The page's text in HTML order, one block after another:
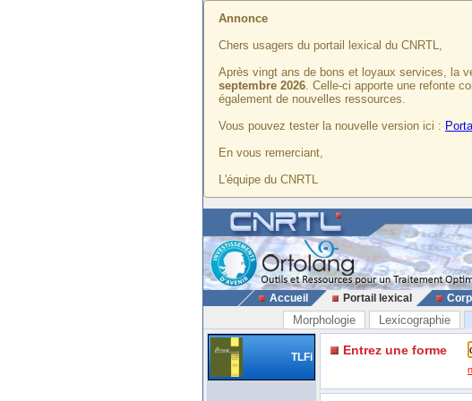
Annonce
Chers usagers du portail lexical du CNRTL,
Après vingt ans de bons et loyaux services, la
septembre 2026. Celle-ci apporte une refonte
également de nouvelles ressources.
Vous pouvez tester la nouvelle version ici :
En vous remerciant,
L'équipe du CNRTL
Accueil Portail lexical
Morphologie Lexicographie
TLFi Entrez une forme